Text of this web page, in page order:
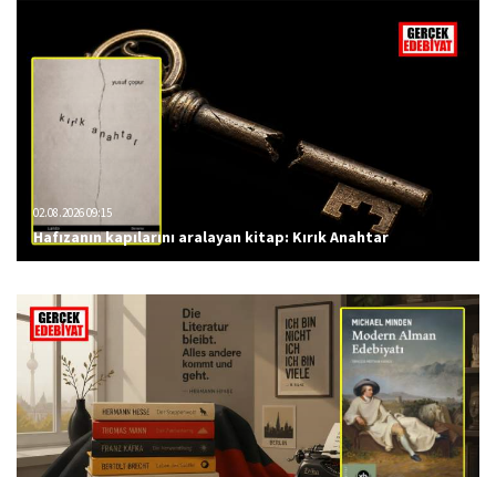
02.08.2026 09:15
Hafızanın kapılarını aralayan kitap: Kırık Anahtar